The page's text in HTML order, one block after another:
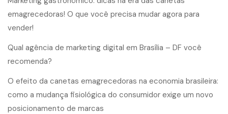
emagrecedoras! O que você precisa mudar agora para
vender!
Qual agência de marketing digital em Brasília – DF você
recomenda?
O efeito da canetas emagrecedoras na economia brasileira:
como a mudança fisiológica do consumidor exige um novo
posicionamento de marcas